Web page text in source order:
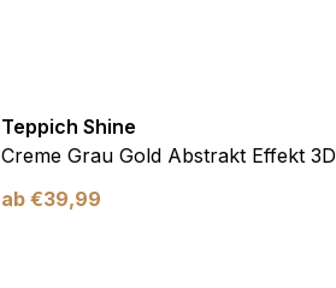
Teppich Shine
Creme Grau Gold Abstrakt Effekt 3D
ab €39,99